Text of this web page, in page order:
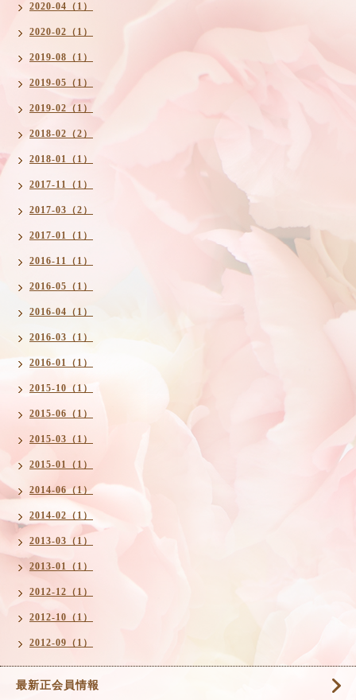
2020-04（1）
2020-02（1）
2019-08（1）
2019-05（1）
2019-02（1）
2018-02（2）
2018-01（1）
2017-11（1）
2017-03（2）
2017-01（1）
2016-11（1）
2016-05（1）
2016-04（1）
2016-03（1）
2016-01（1）
2015-10（1）
2015-06（1）
2015-03（1）
2015-01（1）
2014-06（1）
2014-02（1）
2013-03（1）
2013-01（1）
2012-12（1）
2012-10（1）
2012-09（1）
最新正会員情報